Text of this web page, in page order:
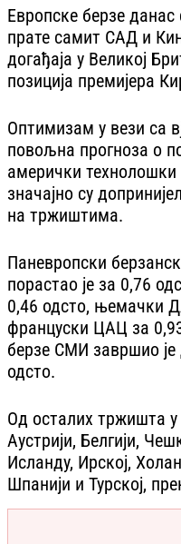
Европске берзе данас
прате самит САД и
догађаја у Великој
позиција премијера
Оптимизам у вези са
повољна прогноза о
амерички технолошки
значајно су
на тржиштима.
Паневропски
порастао је за 0,76
0,46 одсто, њемачки
француски ЦАЦ за
берзе СМИ завршио
одсто.
Од осталих тржишта у
Аустрији, Белгији,
Исланду, Ирској,
Шпанији и Турској,